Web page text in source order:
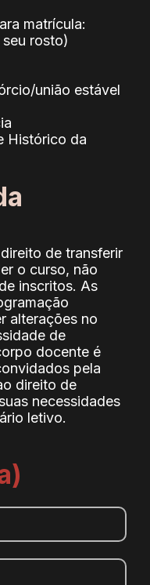
matrícula:
rosto)
união estável
Histórico da
de transferir
o curso, não
inscritos. As
alterações no
de
docente é
pela
direito de
necessidades
letivo.